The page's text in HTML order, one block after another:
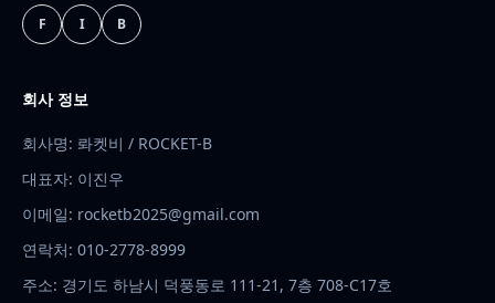
F I B
회사 정보
회사명: 롸켓비 / ROCKET-B
대표자: 이진우
이메일: rocketb2025@gmail.com
연락처: 010-2778-8999
주소: 경기도 하남시 덕풍동로 111-21, 7층 708-C17호